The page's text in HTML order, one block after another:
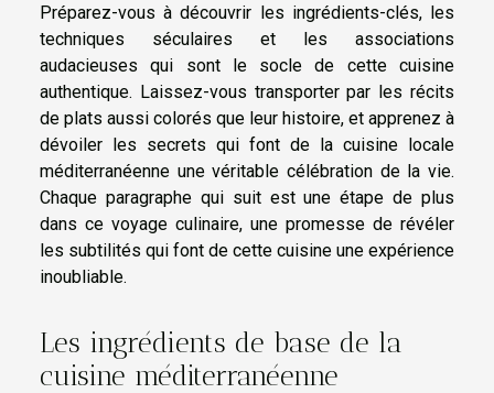
Préparez-vous à découvrir les ingrédients-clés, les
techniques séculaires et les associations
audacieuses qui sont le socle de cette cuisine
authentique. Laissez-vous transporter par les récits
de plats aussi colorés que leur histoire, et apprenez à
dévoiler les secrets qui font de la cuisine locale
méditerranéenne une véritable célébration de la vie.
Chaque paragraphe qui suit est une étape de plus
dans ce voyage culinaire, une promesse de révéler
les subtilités qui font de cette cuisine une expérience
inoubliable.
Les ingrédients de base de la
cuisine méditerranéenne